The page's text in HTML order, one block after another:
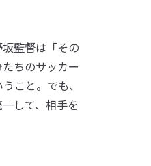
監督は「その
ちのサッカー
こと。でも、
して、相手を